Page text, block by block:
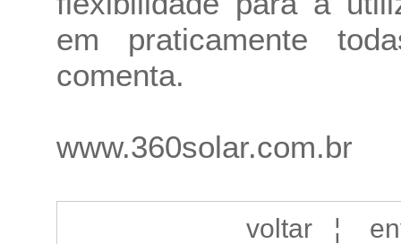
em praticamente
comenta.
www.360solar.com.br
voltar¦